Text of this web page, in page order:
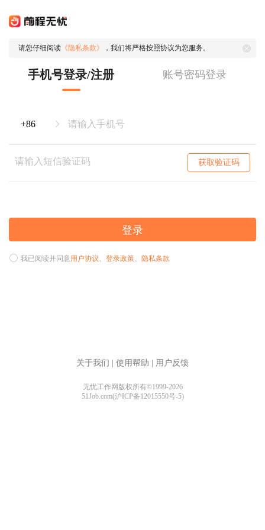
请您仔细阅读 《隐私条款》 ，我们将严格按照协议为您服务。
手机号登录/注册 账号密码登录
获取验证码
登录
我已阅读并同意用户协议、 登录政策、 隐私条款
关于我们 使用帮助 用户反馈
无忧工作网版权所有©1999-2026
51Job.com(沪ICP备12015550号-5)